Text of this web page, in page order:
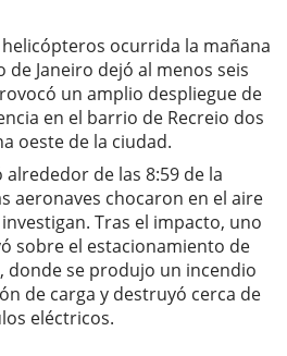
ocurrida la mañana
de Janeiro dejó al menos seis
un amplio despliegue de
en el barrio de Recreio dos
oeste de la ciudad.
de las 8:59 de la
aeronaves chocaron en el aire
Tras el impacto, uno
sobre el estacionamiento de
donde se produjo un incendio
de carga y destruyó cerca de
eléctricos.